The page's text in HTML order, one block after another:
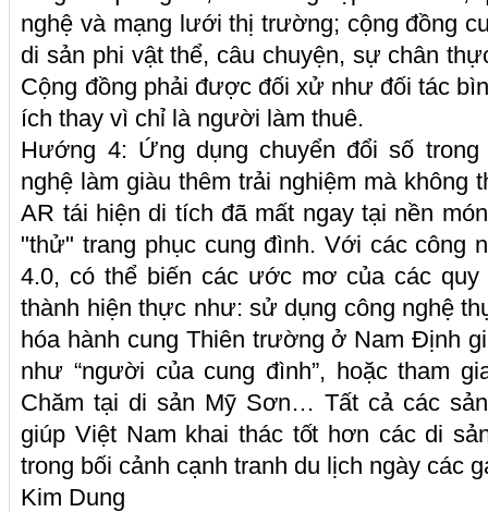
nghệ và mạng lưới thị trường; cộng đồng
di sản phi vật thể, câu chuyện, sự chân
Cộng đồng phải được đối xử như đối tác
ích thay vì chỉ là người làm thuê.
Hướng 4: Ứng dụng chuyển đổi số
nghệ làm giàu thêm trải nghiệm mà không
AR tái hiện di tích đã mất ngay tại nền
"thử" trang phục cung đình. Với các công
4.0, có thể biến các ước mơ của các
thành hiện thực như: sử dụng công nghệ
hóa hành cung Thiên trường ở Nam Định
như “người của cung đình”, hoặc tham
Chăm tại di sản Mỹ Sơn… Tất cả các
giúp Việt Nam khai thác tốt hơn các di
trong bối cảnh cạnh tranh du lịch ngày các
Kim Dung